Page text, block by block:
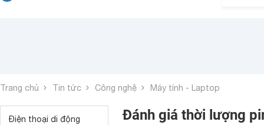
Trang chủ Tin tức Công nghệ Máy tính - Laptop
Điện thoại di động Đánh giá thời lượng